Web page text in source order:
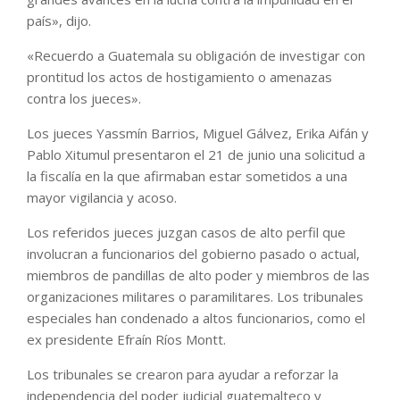
país», dijo.
«Recuerdo a Guatemala su obligación de investigar con
prontitud los actos de hostigamiento o amenazas
contra los jueces».
Los jueces Yassmín Barrios, Miguel Gálvez, Erika Aifán y
Pablo Xitumul presentaron el 21 de junio una solicitud a
la fiscalía en la que afirmaban estar sometidos a una
mayor vigilancia y acoso.
Los referidos jueces juzgan casos de alto perfil que
involucran a funcionarios del gobierno pasado o actual,
miembros de pandillas de alto poder y miembros de las
organizaciones militares o paramilitares. Los tribunales
especiales han condenado a altos funcionarios, como el
ex presidente Efraín Ríos Montt.
Los tribunales se crearon para ayudar a reforzar la
independencia del poder judicial guatemalteco y